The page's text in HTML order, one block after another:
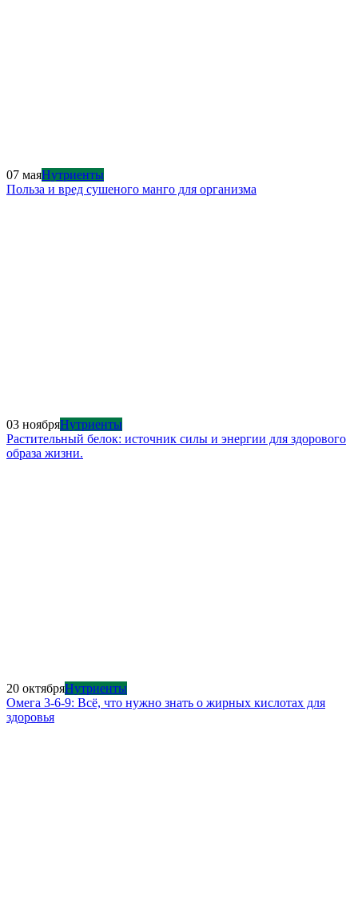
07 маяНутриенты
Польза и вред сушеного манго для организма
03 ноябряНутриенты
Растительный белок: источник силы и энергии для здорового
образа жизни.
20 октябряНутриенты
Омега 3-6-9: Всё, что нужно знать о жирных кислотах для
здоровья